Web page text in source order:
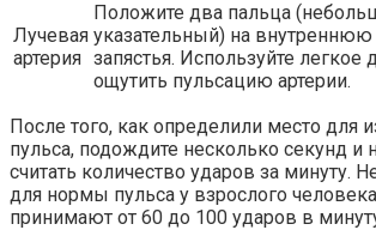
Лучевая
артерия
Положите два пальца
указательный) на внутреннюю
запястья. Используйте легкое
ощутить пульсацию артерии.
После того, как определили место для
пульса, подождите несколько секунд и
считать количество ударов за минуту.
для нормы пульса у взрослого
принимают от 60 до 100 ударов в